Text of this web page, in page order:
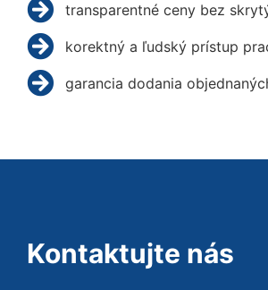
transparentné ceny bez
korektný a ľudský prístup
garancia dodania
Kontaktujte nás